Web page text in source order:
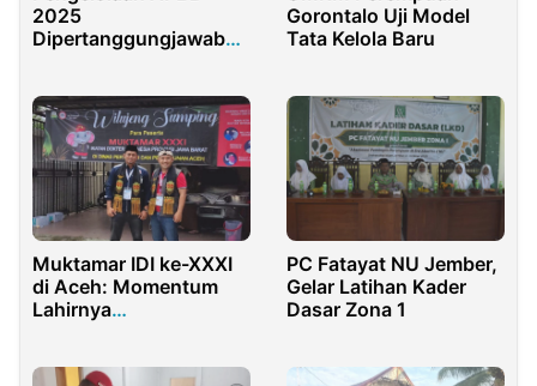
2025
Dipertanggungjawabkan,
Prioritas
Gorontalo Uji Model
Tata Kelola Baru
Muktamar IDI ke-XXXI
di Aceh: Momentum
Lahirnya
PC Fatayat NU Jember,
Gelar Latihan Kader
Dasar Zona 1